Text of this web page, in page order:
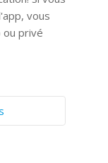
vous
ou privé